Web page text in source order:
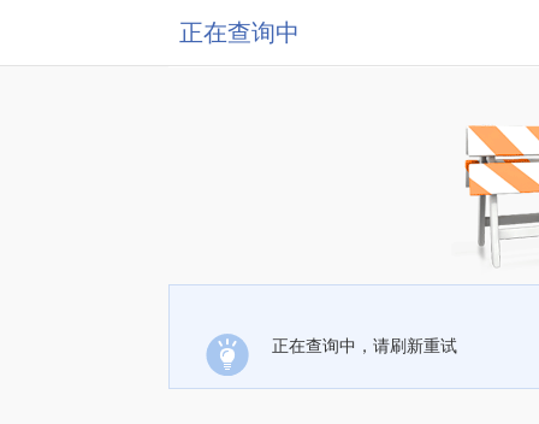
正在查询中
正在查询中，请刷新重试